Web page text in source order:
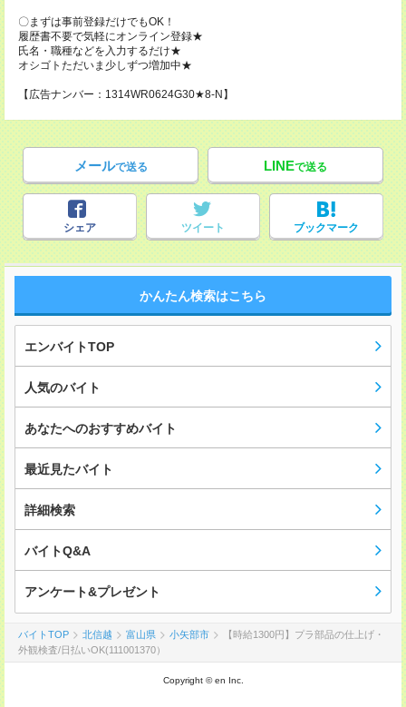
〇まずは事前登録だけでもOK！
履歴書不要で気軽にオンライン登録★
氏名・職種などを入力するだけ★
オシゴトただいま少しずつ増加中★
【広告ナンバー：1314WR0624G30★8-N】
メールで送る LINEで送る
シェア ツイート ブックマーク
かんたん検索はこちら
エンバイトTOP
人気のバイト
あなたへのおすすめバイト
最近見たバイト
詳細検索
バイトQ&A
アンケート&プレゼント
バイトTOP 北信越 富山県 小矢部市
【時給1300円】プラ部品の仕上げ・
外観検査/日払いOK(111001370）
Copyright © en Inc.